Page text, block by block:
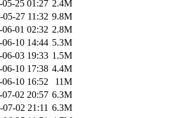
05-25 01:27 2.4M
05-27 11:32 9.8M
06-01 02:32 2.8M
06-10 14:44 5.3M
06-03 19:33 1.5M
06-10 17:38 4.4M
06-10 16:52
11M
07-02 20:57 6.3M
07-02 21:11 6.3M